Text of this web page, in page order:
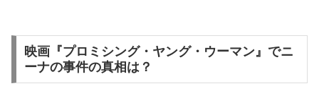
映画『プロミシング・ヤング・ウーマン』でニ
ーナの事件の真相は？